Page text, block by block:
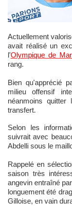
Actuellement valorisé à environ dix millions d'euros, Amine Harit
avait réalisé un
l'Olympique de
rang.
Bien qu'apprécié
milieu offensif
néanmoins
transfert.
Selon les
suivrait avec
Abdelli sous le
Rappelé en
saison très
angevin entraîné
longuement été
Gilloise, en vain